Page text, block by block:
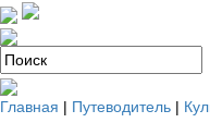
Главная | Путеводитель |